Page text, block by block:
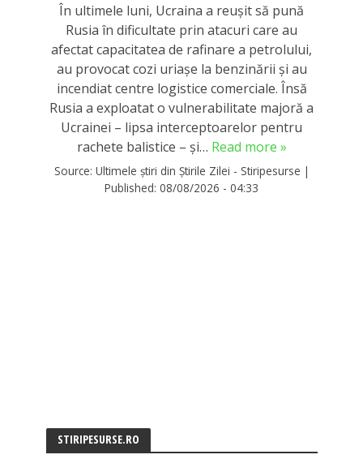
În ultimele luni, Ucraina a reușit să pună
Rusia în dificultate prin atacuri care au
afectat capacitatea de rafinare a petrolului,
au provocat cozi uriașe la benzinării și au
incendiat centre logistice comerciale. Însă
Rusia a exploatat o vulnerabilitate majoră a
Ucrainei – lipsa interceptoarelor pentru
rachete balistice – și… Read more »
Source: Ultimele știri din Știrile Zilei - Stiripesurse |
Published: 08/08/2026 - 04:33
STIRIPESURSE.RO